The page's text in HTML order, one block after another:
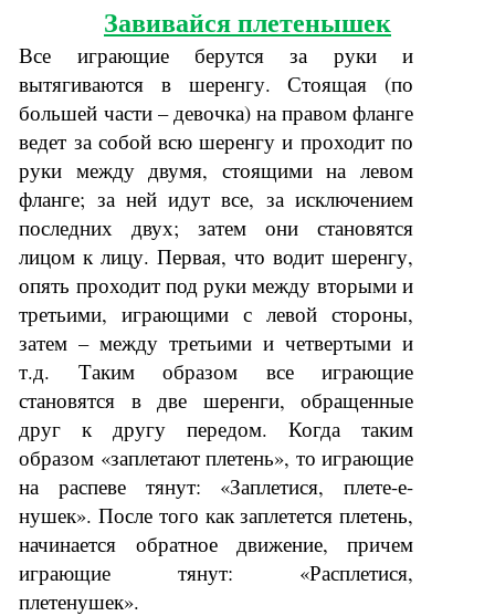
Завивайся плетенышек
Все играющие берутся за руки и
вытягиваются в шеренгу. Стоящая (по
большей части – девочка) на правом фланге
ведет за собой всю шеренгу и проходит по
руки между двумя, стоящими на левом
фланге; за ней идут все, за исключением
последних двух; затем они становятся
лицом к лицу. Первая, что водит шеренгу,
опять проходит под руки между вторыми и
третьими, играющими с левой стороны,
затем – между третьими и четвертыми и
т.д. Таким образом все играющие
становятся в две шеренги, обращенные
друг к другу передом. Когда таким
образом «заплетают плетень», то играющие
на распеве тянут: «Заплетися, плете-е-
нушек». После того как заплетется плетень,
начинается обратное движение, причем
играющие тянут: «Расплетися,
плетенушек».